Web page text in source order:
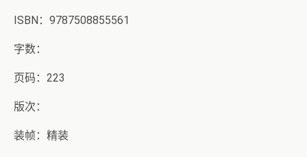
ISBN：9787508855561
字数：
页码：223
版次：
装帧：精装